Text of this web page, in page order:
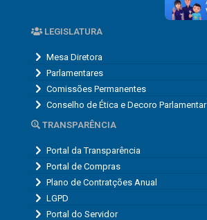
LEGISLATURA
Mesa Diretora
Parlamentares
Comissões Permanentes
Conselho de Ética e Decoro Parlamentar
TRANSPARÊNCIA
Portal da Transparência
Portal de Compras
Plano de Contratções Anual
LGPD
Portal do Servidor